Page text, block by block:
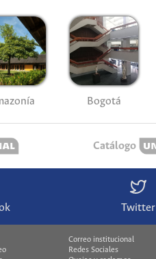
Bogotá
Catálogo
Twitter
Correo institucional
Redes Sociales